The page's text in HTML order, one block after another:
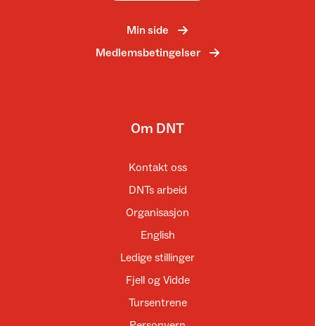
Min side
Medlemsbetingelser
Om DNT
Kontakt oss
DNTs arbeid
Organisasjon
English
Ledige stillinger
Fjell og Vidde
Tursentrene